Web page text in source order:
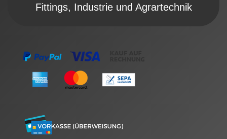
Fittings, Industrie und Agrartechnik